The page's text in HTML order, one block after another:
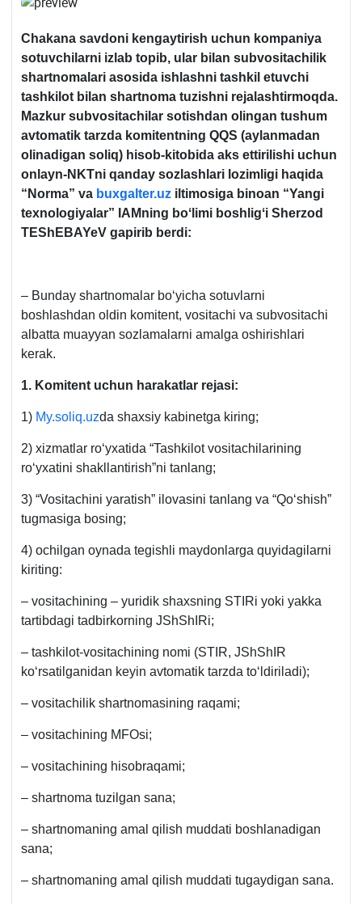
Chakana savdoni kengaytirish uchun kompaniya
sotuvchilarni izlab topib, ular bilan subvositachilik
shartnomalari asosida ishlashni tashkil etuvchi
tashkilot bilan shartnoma tuzishni rejalashtirmoqda.
Mazkur subvositachilar sotishdan olingan tushum
avtomatik tarzda komitentning QQS (aylanmadan
olinadigan soliq) hisob-kitobida aks ettirilishi uchun
onlayn-NKTni qanday sozlashlari lozimligi haqida
“Norma” va buxgalter.uz iltimosiga binoan “Yangi
texnologiyalar” IAMning boʻlimi boshligʻi Sherzod
TEShEBAYeV gapirib berdi:
– Bunday shartnomalar boʻyicha sotuvlarni
boshlashdan oldin komitent, vositachi va subvositachi
albatta muayyan sozlamalarni amalga oshirishlari
kerak.
1. Komitent uchun harakatlar rejasi:
1) My.soliq.uzda shaхsiy kabinetga kiring;
2) хizmatlar roʻyхatida “Tashkilot vositachilarining
roʻyхatini shakllantirish”ni tanlang;
3) “Vositachini yaratish” ilovasini tanlang va “Qoʻshish”
tugmasiga bosing;
4) ochilgan oynada tegishli maydonlarga quyidagilarni
kiriting:
– vositachining – yuridik shaхsning STIRi yoki yakka
tartibdagi tadbirkorning JShShIRi;
– tashkilot-vositachining nomi (STIR, JShShIR
koʻrsatilganidan keyin avtomatik tarzda toʻldiriladi);
– vositachilik shartnomasining raqami;
– vositachining MFOsi;
– vositachining hisobraqami;
– shartnoma tuzilgan sana;
– shartnomaning amal qilish muddati boshlanadigan
sana;
– shartnomaning amal qilish muddati tugaydigan sana.